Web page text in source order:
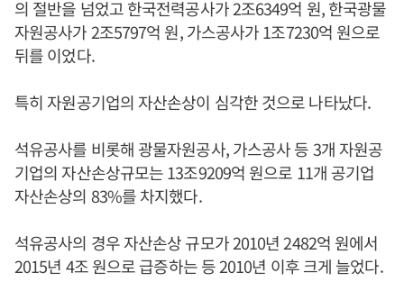
의 절반을 넘었고 한국전력공사가 2조6349억 원, 한국광물
자원공사가 2조5797억 원, 가스공사가 1조7230억 원으로
뒤를 이었다.
특히 자원공기업의 자산손상이 심각한 것으로 나타났다.
석유공사를 비롯해 광물자원공사, 가스공사 등 3개 자원공
기업의 자산손상규모는 13조9209억 원으로 11개 공기업
자산손상의 83%를 차지했다.
석유공사의 경우 자산손상 규모가 2010년 2482억 원에서
2015년 4조 원으로 급증하는 등 2010년 이후 크게 늘었다.